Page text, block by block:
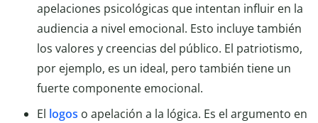
apelaciones psicológicas que intentan influir en la
audiencia a nivel emocional. Esto incluye también
los valores y creencias del público. El patriotismo,
por ejemplo, es un ideal, pero también tiene un
fuerte componente emocional.
El logos o apelación a la lógica. Es el argumento en